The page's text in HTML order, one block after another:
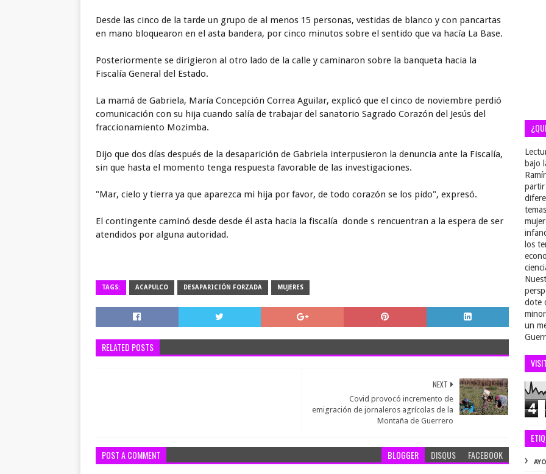
Desde las cinco de la tarde un grupo de al menos 15 personas, vestidas de blanco y con pancartas
en mano bloquearon en el asta bandera, por cinco minutos sobre el sentido que va hacía La Base.
Posteriormente se dirigieron al otro lado de la calle y caminaron sobre la banqueta hacia la
Fiscalía General del Estado.
La mamá de Gabriela, María Concepción Correa Aguilar, explicó que el cinco de noviembre perdió
comunicación con su hija cuando salía de trabajar del sanatorio Sagrado Corazón del Jesús del
fraccionamiento Mozimba.
Dijo que dos días después de la desaparición de Gabriela interpusieron la denuncia ante la Fiscalía,
sin que hasta el momento tenga respuesta favorable de las investigaciones.
"Mar, cielo y tierra ya que aparezca mi hija por favor, de todo corazón se los pido", expresó.
El contingente caminó desde desde él asta hacia la fiscalía donde s rencuentran a la espera de ser
atendidos por alguna autoridad.
TAGS: ACAPULCO DESAPARICIÓN FORZADA MUJERES
RELATED POSTS
NEXT
Covid provocó incremento de
emigración de jornaleros agrícolas de la
Montaña de Guerrero
POST A COMMENT BLOGGER DISQUS FACEBOOK
bajo
partir
los
dote
un
4